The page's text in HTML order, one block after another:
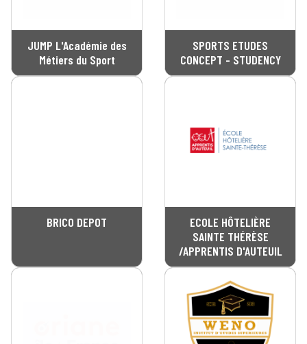
JUMP L'Académie des
Métiers du Sport
SPORTS ETUDES
CONCEPT - STUDENCY
BRICO DEPOT
ECOLE HÔTELIÈRE
SAINTE THÉRÈSE
/APPRENTIS D'AUTEUIL